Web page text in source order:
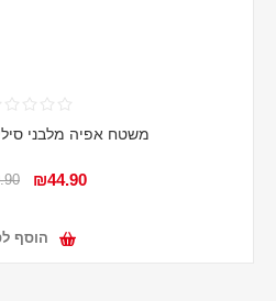
משטח אפיה מלבני
₪44.90
הוסף